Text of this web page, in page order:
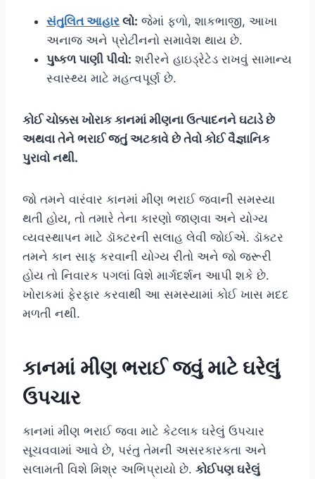
સંતુલિત આહાર લો: જેમાં ફળો, શાકભાજી, આખા
અનાજ અને પ્રોટીનનો સમાવેશ થાય છે.
પુષ્કળ પાણી પીવો: શરીરને હાઇડ્રેટેડ રાખવું સામાન્ય
સ્વાસ્થ્ય માટે મહત્વપૂર્ણ છે.
કોઈ ચોક્કસ ખોરાક કાનમાં મીણના ઉત્પાદનને ઘટાડે છે
અથવા તેને ભરાઈ જતું અટકાવે છે તેવો કોઈ વૈજ્ઞાનિક
પુરાવો નથી.
જો તમને વારંવાર કાનમાં મીણ ભરાઈ જવાની સમસ્યા
થતી હોય, તો તમારે તેના કારણો જાણવા અને યોગ્ય
વ્યવસ્થાપન માટે ડૉક્ટરની સલાહ લેવી જોઈએ. ડૉક્ટર
તમને કાન સાફ કરવાની યોગ્ય રીતો અને જો જરૂરી
હોય તો નિવારક પગલાં વિશે માર્ગદર્શન આપી શકે છે.
ખોરાકમાં ફેરફાર કરવાથી આ સમસ્યામાં કોઈ ખાસ મદદ
મળતી નથી.
કાનમાં મીણ ભરાઈ જવું માટે ઘરેલું
ઉપચાર
કાનમાં મીણ ભરાઈ જવા માટે કેટલાક ઘરેલું ઉપચાર
સૂચવવામાં આવે છે, પરંતુ તેમની અસરકારકતા અને
સલામતી વિશે મિશ્ર અભિપ્રાયો છે. કોઈપણ ઘરેલું